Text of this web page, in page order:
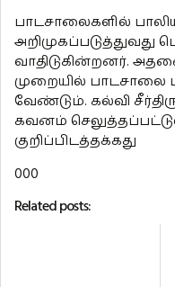
பாடசாலைகளில்
அறிமுகப்படுத்துவது
வாதிடுகின்றனர்.
முறையில் பாடசாலை
வேண்டும். கல்வி
கவனம்
குறிப்பிடத்தக்கது
000
Related posts: